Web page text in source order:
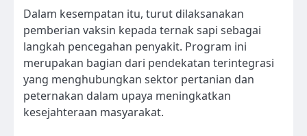
Dalam kesempatan itu, turut dilaksanakan
pemberian vaksin kepada ternak sapi sebagai
langkah pencegahan penyakit. Program ini
merupakan bagian dari pendekatan terintegrasi
yang menghubungkan sektor pertanian dan
peternakan dalam upaya meningkatkan
kesejahteraan masyarakat.